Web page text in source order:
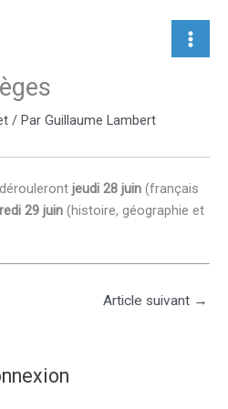
/ Par Guillaume Lambert
jeudi 28 juin (français
29 juin (histoire, géographie et
Article suivant →